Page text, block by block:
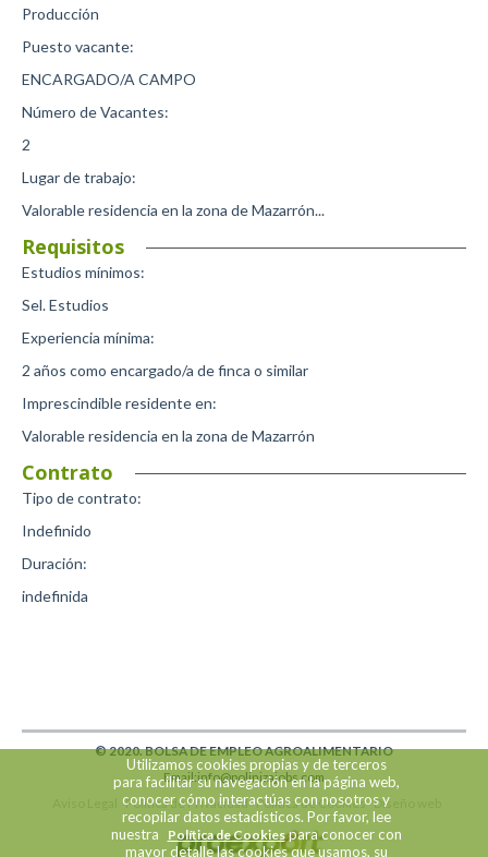
Producción
Puesto vacante:
ENCARGADO/A CAMPO
Número de Vacantes:
2
Lugar de trabajo:
Valorable residencia en la zona de Mazarrón...
Requisitos
Estudios mínimos:
Sel. Estudios
Experiencia mínima:
2 años como encargado/a de finca o similar
Imprescindible residente en:
Valorable residencia en la zona de Mazarrón
Contrato
Tipo de contrato:
Indefinido
Duración:
indefinida
© 2020. BOLSA DE EMPLEO AGROALIMENTARIO
Email:info@polinizajobs.com
Política de Privacidad Política de Cookies Diseño web
Utilizamos cookies propias y de terceros
para facilitar su navegación en la página web,
conocer cómo interactúas con nosotros y
recopilar datos estadísticos. Por favor, lee
nuestra
Política de Cookiespara conocer con
mayor detalle las cookies que usamos, su